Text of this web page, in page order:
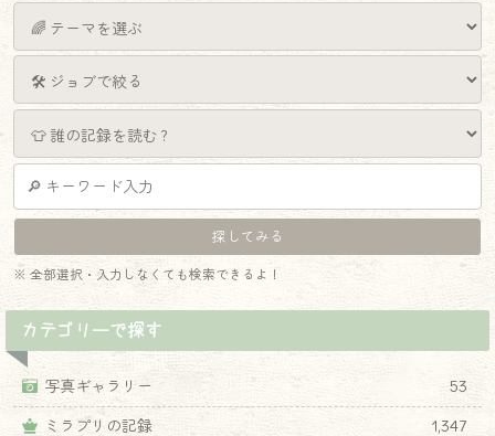
※ 全部選択・入力しなくても検索できるよ！
カテゴリーで探す
写真ギャラリー
53
ミラプリの記録
1,347